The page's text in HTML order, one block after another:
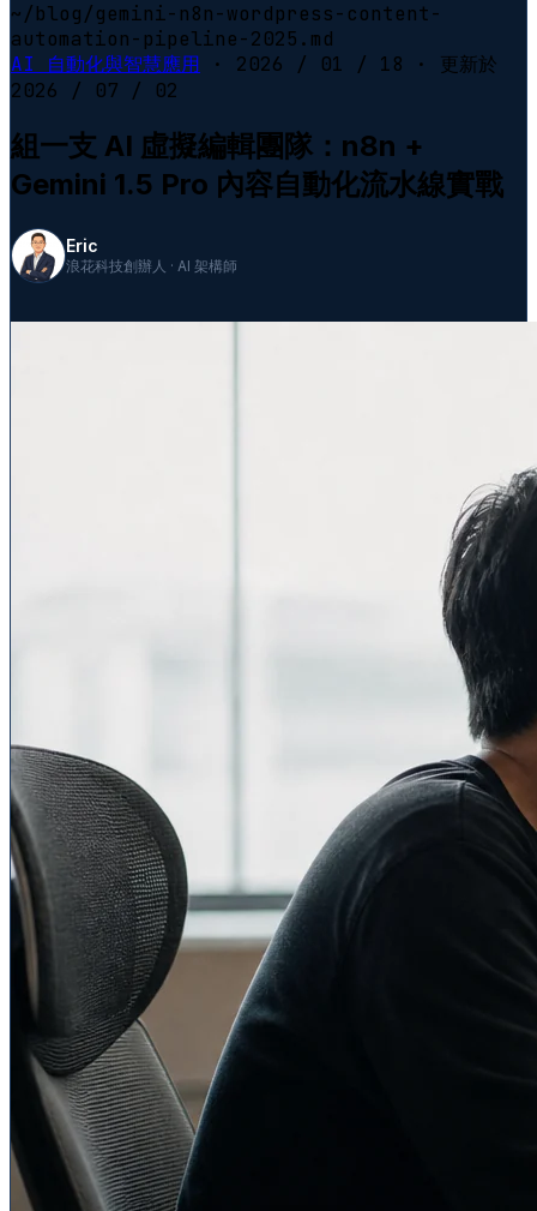
~/blog/gemini-n8n-wordpress-content-
automation-pipeline-2025.md
AI 自動化與智慧應用 · 2026 / 01 / 18
· 更新於
2026 / 07 / 02
組一支 AI 虛擬編輯團隊：n8n +
Gemini 1.5 Pro 內容自動化流水線實戰
Eric
浪花科技創辦人 · AI 架構師